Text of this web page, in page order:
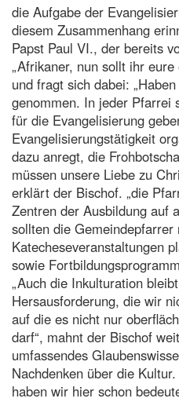
die Aufgabe der
diesem Zusammenhang
Papst Paul VI., der bereits
„Afrikaner, nun sollt ihr
und fragt sich dabei:
genommen. In jeder Pfarrei
für die Evangelisierung
Evangelisierungstätigkeit
dazu anregt, die
müssen unsere Liebe zu
erklärt der Bischof. „die
Zentren der Ausbildung auf
sollten die Gemeindepfarrer
Katecheseveranstaltungen
sowie
„Auch die Inkulturation
Hersausforderung, die wir
auf die es nicht nur
darf“, mahnt der Bischof
umfassendes
Nachdenken über die
haben wir hier schon